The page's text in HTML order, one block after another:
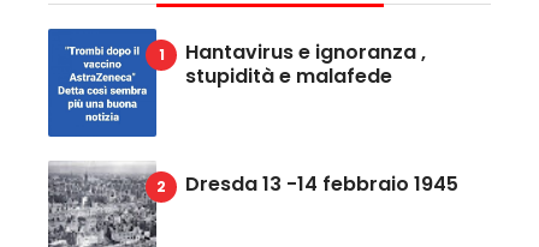
Hantavirus e ignoranza ,
stupidità e malafede
Dresda 13 -14 febbraio 1945